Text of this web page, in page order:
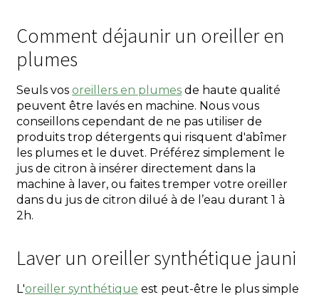
Comment déjaunir un oreiller en
plumes
Seuls vos oreillers en plumes de haute qualité
peuvent être lavés en machine. Nous vous
conseillons cependant de ne pas utiliser de
produits trop détergents qui risquent d'abîmer
les plumes et le duvet. Préférez simplement le
jus de citron à insérer directement dans la
machine à laver, ou faites tremper votre oreiller
dans du jus de citron dilué à de l’eau durant 1 à
2h.
Laver un oreiller synthétique jauni
L'oreiller synthétique est peut-être le plus simple